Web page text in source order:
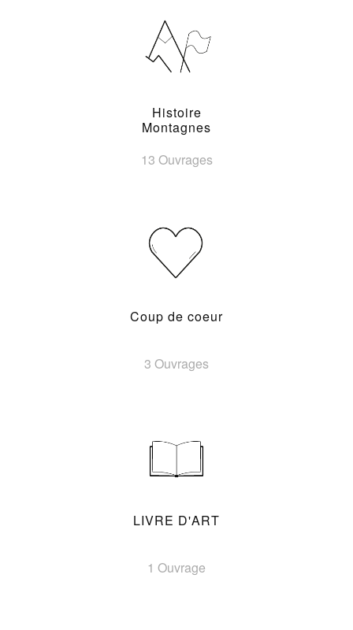
Histoire
Montagnes
13 Ouvrages
Coup de coeur
3 Ouvrages
LIVRE D'ART
1 Ouvrage